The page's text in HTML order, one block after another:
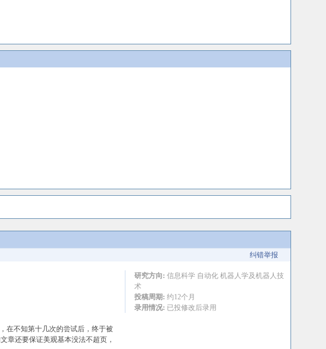
纠错举报
在不知第十几次的尝试后，终于被
章还要保证美观基本没法不超页，
研究方向: 信息科学 自动化 机器人学及机器人技
术
投稿周期: 约12个月
录用情况: 已投修改后录用